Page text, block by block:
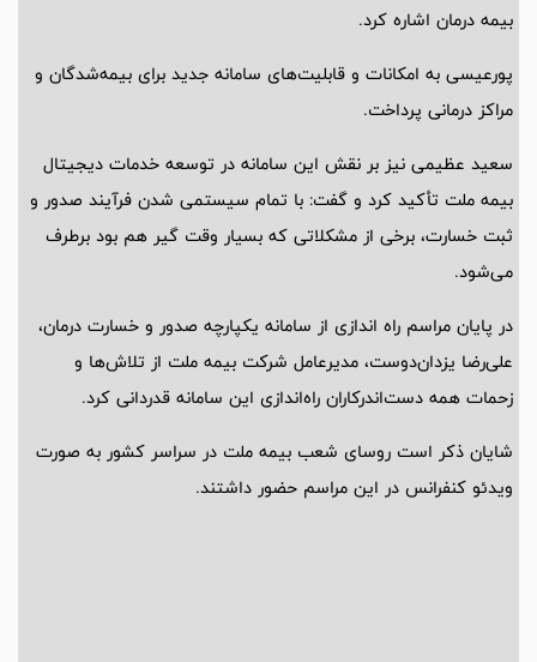
بیمه درمان اشاره کرد.
پورعیسی به امکانات و قابلیت‌های سامانه جدید برای بیمه‌شدگان و
مراکز درمانی پرداخت.
سعید عظیمی نیز بر نقش این سامانه در توسعه خدمات دیجیتال
بیمه ملت تأکید کرد و گفت: با تمام سیستمی شدن فرآیند صدور و
ثبت خسارت، برخی از مشکلاتی که بسیار وقت گیر هم بود برطرف
می‌شود.
در پایان مراسم راه اندازی از سامانه یکپارچه صدور و خسارت درمان،
علی‌رضا یزدان‌دوست، مدیرعامل شرکت بیمه ملت از تلاش‌ها و
زحمات همه دست‌اندرکاران راه‌اندازی این سامانه قدردانی کرد.
شایان ذکر است روسای شعب بیمه ملت در سراسر کشور به صورت
ویدئو کنفرانس در این مراسم حضور داشتند.